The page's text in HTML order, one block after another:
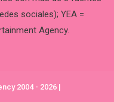
sociales); YEA =
Agency.
2004 - 2026 |